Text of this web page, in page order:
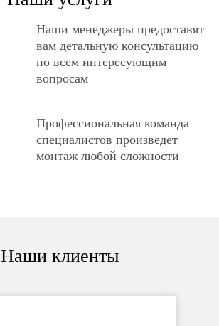
Наши менеджеры предоставят
вам детальную консультацию
по всем интересующим
вопросам
Профессиональная команда
специалистов произведет
монтаж любой сложности
Наши клиенты